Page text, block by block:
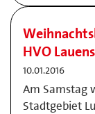
HVO
10.01.2016
Am Samstag
Stadtgebiet